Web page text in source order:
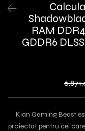
RAM
GDDR6
Kian Gaming Beast
proiectat pentru cei